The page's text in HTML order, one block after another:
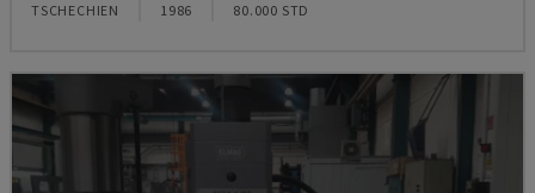
TSCHECHIEN 1986 80.000 STD